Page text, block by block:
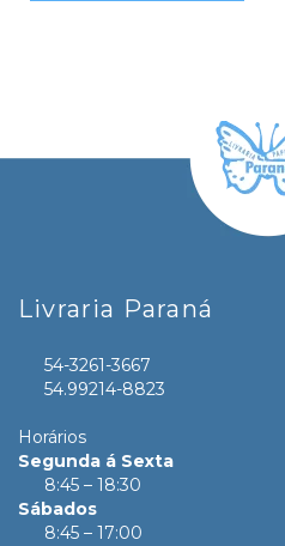
Livraria Paraná
54-3261-3667
54.99214-8823
Horários
Segunda á Sexta
8:45 – 18:30
Sábados
8:45 – 17:00